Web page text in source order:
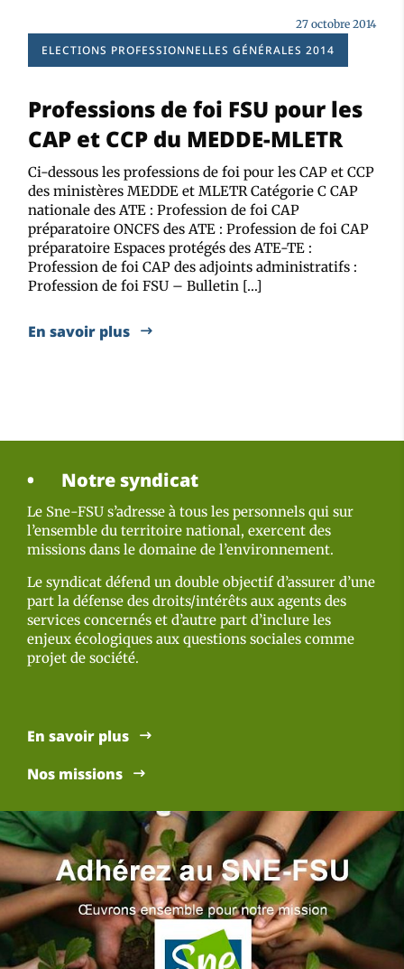
ELECTIONS PROFESSIONNELLES GÉNÉRALES 2014
27 octobre 2014
Professions de foi FSU pour les
CAP et CCP du MEDDE-MLETR
Ci-dessous les professions de foi pour les CAP et CCP
des ministères MEDDE et MLETR Catégorie C CAP
nationale des ATE : Profession de foi CAP
préparatoire ONCFS des ATE : Profession de foi CAP
préparatoire Espaces protégés des ATE-TE :
Profession de foi CAP des adjoints administratifs :
Profession de foi FSU – Bulletin […]
En savoir plus
Notre syndicat
Le Sne-FSU s’adresse à tous les personnels qui sur
l’ensemble du territoire national, exercent des
missions dans le domaine de l’environnement.
Le syndicat défend un double objectif d’assurer d’une
part la défense des droits/intérêts aux agents des
services concernés et d’autre part d’inclure les
enjeux écologiques aux questions sociales comme
projet de société.
En savoir plus
Nos missions